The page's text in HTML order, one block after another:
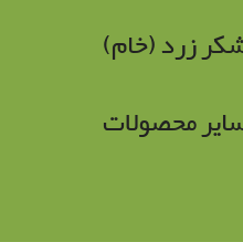
زرد (خام)
محصولات